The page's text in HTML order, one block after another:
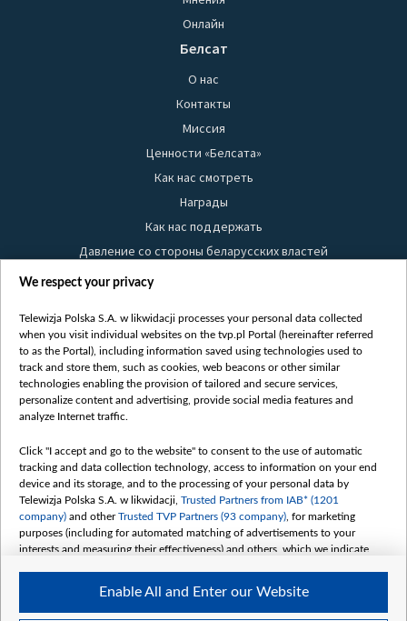
Онлайн
Белсат
О нас
Контакты
Миссия
Ценности «Белсата»
Как нас смотреть
Награды
Как нас поддержать
Давление со стороны беларусских властей
Правила использования материалов
Безопасность
Youtube
Белсат news
Белсат Life
Belsat English
Biełsat PL
Белсат Now
Белсат Shorts
Белсат History
Белсат Music
Белсат Doc
We respect your privacy
Telewizja Polska S.A. w likwidacji processes your personal data collected
when you visit individual websites on the tvp.pl Portal (hereinafter referred
to as the Portal), including information saved using technologies used to
track and store them, such as cookies, web beacons or other similar
technologies enabling the provision of tailored and secure services,
personalize content and advertising, provide social media features and
analyze Internet traffic.
Click "I accept and go to the website" to consent to the use of automatic
tracking and data collection technology, access to information on your end
device and its storage, and to the processing of your personal data by
Telewizja Polska S.A. w likwidacji, Trusted Partners from IAB* (1201
company) and otherTrusted TVP Partners (93 company) , for marketing
purposes (including for automated matching of advertisements to your
interests and measuring their effectiveness) and others, which we indicate
The purposes of processing your data by TVP S.A. w likwidacji are as
follows:
Enable All and Enter our Website